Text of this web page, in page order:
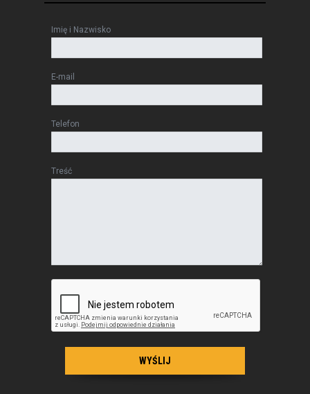
Imię i Nazwisko
E-mail
Telefon
Treść